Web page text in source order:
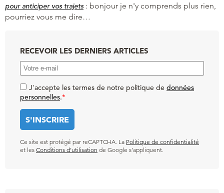
pour anticiper vos trajets : bonjour je n'y comprends plus rien,
pourriez vous me dire…
RECEVOIR LES DERNIERS ARTICLES
J'accepte les termes de notre politique de données
personnelles.*
Ce site est protégé par reCAPTCHA. La Politique de confidentialité
et les Conditions d’utilisation de Google s’appliquent.